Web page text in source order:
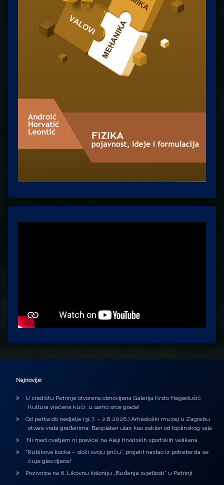
Najnovije:
U središtu Petrinje otvorena obnovljena Galerija Krsto Hegedušić:
Kultura vraćena kući, u samo srce grada!
Od petka do nedjelje (31.7. – 2.8.2026.) Arheološki muzej u Zagrebu
otvara vrata građanima: Besplatan ulaz kao zaklon od toplinskog vala
‘Ni med cvetjem ni pravice’ na Aleji hrvatskih sportskih velikana
“Rubikova kocka – složi svoju priču”, projekt nastao iz potrebe da se
čuje glas djece!
Pozivnica na 6. Likovnu koloniju „Buđenje svjetlosti” u Petrinji